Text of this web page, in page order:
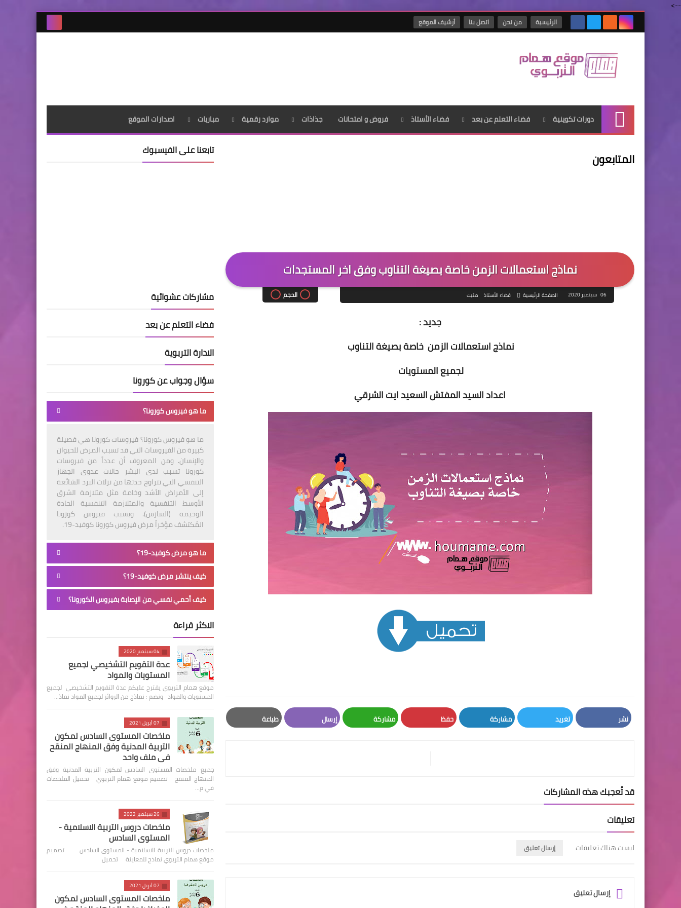
-->
الرئيسية من نحن اتصل بنا أرشيف الموقع
الرئيسية
دورات تكوينية فضاء التعلم عن بعد فضاء الأستاذ فروض و امتحانات جذاذات موارد رقمية مباريات اصدارات الموقع
المتابعون
نماذج استعمالات الزمن خاصة بصيغة التناوب وفق اخر المستجدات
06 سبتمبر 2020 الصفحة الرئيسية فضاء الأستاذ مثبت الحجم
جديد :
نماذج استعمالات الزمن خاصة بصيغة التناوب
لجميع المستويات
اعداد السيد المفتش السعيد ايت الشرقي
نشر تغريد مشاركة حفظ مشاركة إرسال طباعة
قد تُعجبك هذه المشاركات
تعليقات
ليست هناك تعليقات إرسال تعليق
إرسال تعليق
تابعنا على الفيسبوك
مشاركات عشوائية
فضاء التعلم عن بعد
الادارة التربوية
سؤال وجواب عن كورونا
ما هو فيروس كورونا؟
ما هو فيروس كورونا؟ فيروسات كورونا هي فصيلة
كبيرة من الفيروسات التي قد تسبب المرض للحيوان
والإنسان. ومن المعروف أن عدداً من فيروسات
كورونا تسبب لدى البشر حالات عدوى الجهاز
التنفسي التي تتراوح حدتها من نزلات البرد الشائعة
إلى الأمراض الأشد وخامة مثل متلازمة الشرق
الأوسط التنفسية والمتلازمة التنفسية الحادة
الوخيمة (السارس). ويسبب فيروس كورونا
المُكتشف مؤخراً مرض فيروس كورونا كوفيد-19.
ما هو مرض كوفيد-19؟
كيف ينتشر مرض كوفيد-19؟
كيف أحمي نفسي من الإصابة بفيروس الكورونا؟
الاكثر قراءة
04 سبتمبر 2020
عدة التقويم التشخيصي لجميع
المستويات والمواد
موقع همام التربوي يقترح عليكم عدة التقويم التشخيصي لجميع
المستويات والمواد وتضم : نماذج من الروائز لجميع المواد نماذ…
07 أبريل 2021
ملخصات المستوى السادس لمكون
التربية المدنية وفق المنهاج المنقح
في ملف واحد
جميع ملخصات المستوى السادس لمكون التربية المدنية وفق
المنهاج المنقح تصميم موقع همام التربوي تحميل الملخصات
في م…
26 سبتمبر 2022
ملخصات دروس التربية الاسلامية -
المستوى السادس
ملخصات دروس التربية الاسلامية - المستوى السادس تصميم
موقع همام التربوي نماذج للمعاينة تحميل
07 أبريل 2021
ملخصات المستوى السادس لمكون